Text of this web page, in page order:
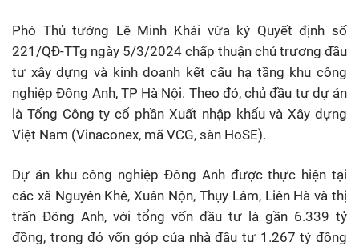
Phó Thủ tướng Lê Minh Khái vừa ký Quyết định số
221/QĐ-TTg ngày 5/3/2024 chấp thuận chủ trương đầu
tư xây dựng và kinh doanh kết cấu hạ tầng khu công
nghiệp Đông Anh, TP Hà Nội. Theo đó, chủ đầu tư dự án
là Tổng Công ty cổ phần Xuất nhập khẩu và Xây dựng
Việt Nam (Vinaconex, mã VCG, sàn HoSE).
Dự án khu công nghiệp Đông Anh được thực hiện tại
các xã Nguyên Khê, Xuân Nộn, Thụy Lâm, Liên Hà và thị
trấn Đông Anh, với tổng vốn đầu tư là gần 6.339 tỷ
đồng, trong đó vốn góp của nhà đầu tư 1.267 tỷ đồng